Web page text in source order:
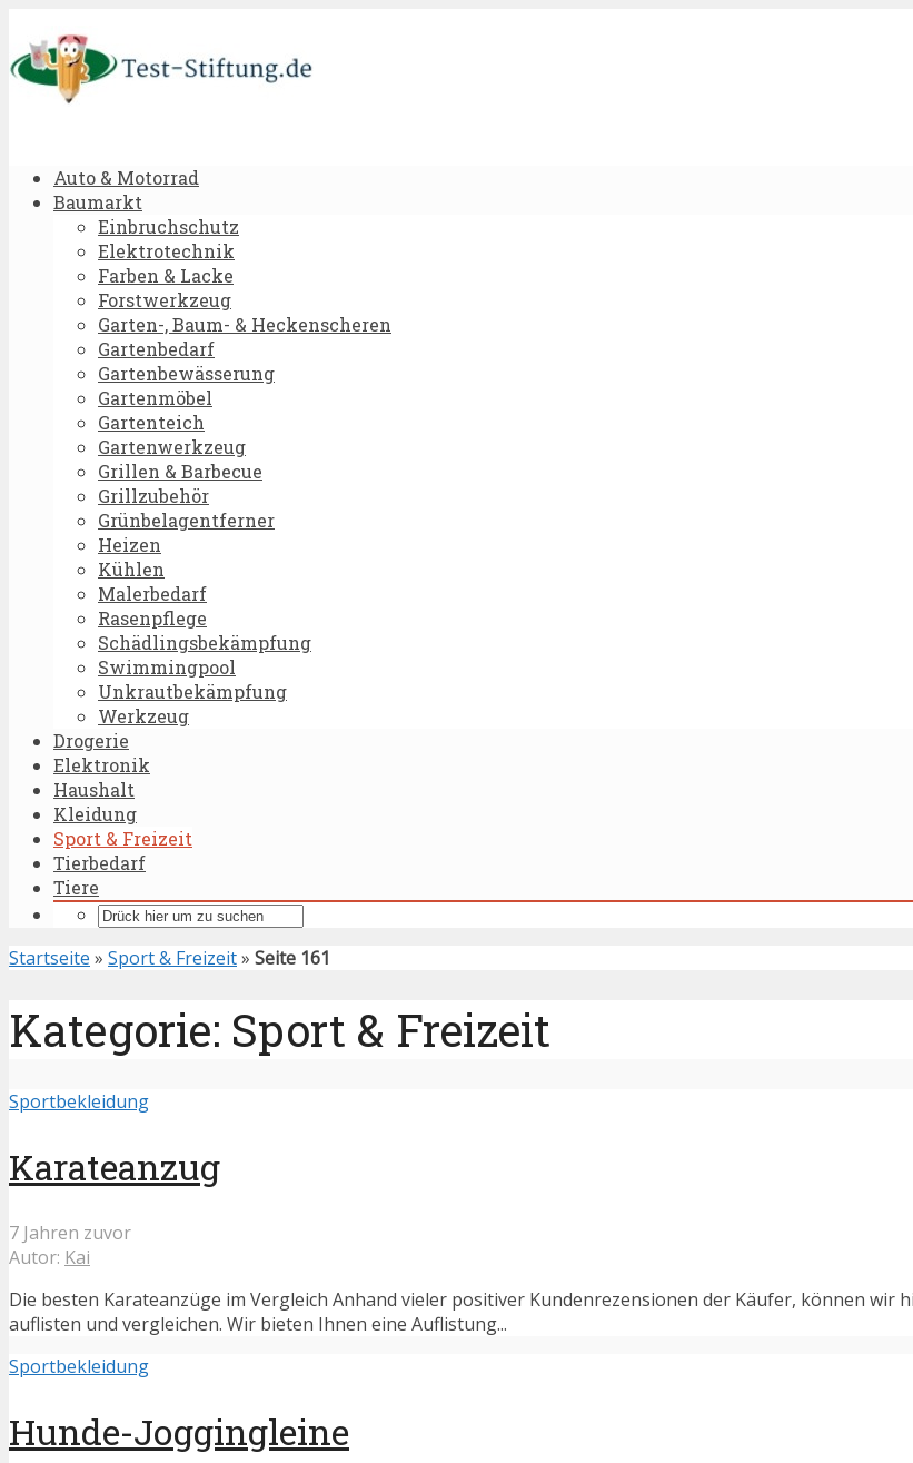
Auto & Motorrad
Baumarkt
Einbruchschutz
Elektrotechnik
Farben & Lacke
Forstwerkzeug
Garten-, Baum- & Heckenscheren
Gartenbedarf
Gartenbewässerung
Gartenmöbel
Gartenteich
Gartenwerkzeug
Grillen & Barbecue
Grillzubehör
Grünbelagentferner
Heizen
Kühlen
Malerbedarf
Rasenpflege
Schädlingsbekämpfung
Swimmingpool
Unkrautbekämpfung
Werkzeug
Drogerie
Elektronik
Haushalt
Kleidung
Sport & Freizeit
Tierbedarf
Tiere
Startseite » Sport & Freizeit» Seite 161
Kategorie: Sport & Freizeit
Sportbekleidung
Karateanzug
7 Jahren zuvor
Autor: Kai
Die besten Karateanzüge im Vergleich Anhand vieler positiver Kundenrezensionen der Käufer, können
auflisten und vergleichen. Wir bieten Ihnen eine Auflistung...
Sportbekleidung
Hunde-Joggingleine